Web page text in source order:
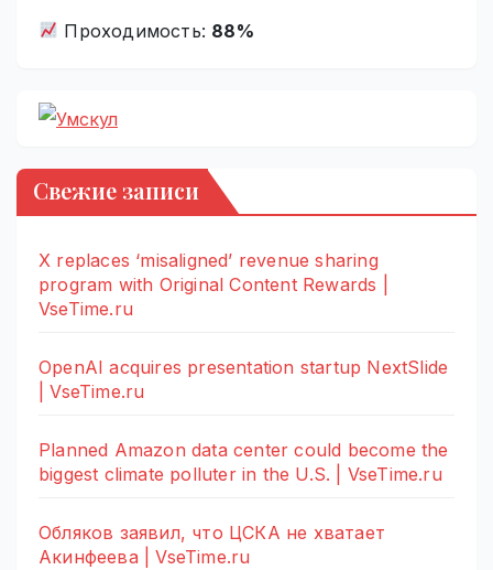
Проходимость: 88%
Свежие записи
X replaces ‘misaligned’ revenue sharing
program with Original Content Rewards |
VseTime.ru
OpenAI acquires presentation startup NextSlide
| VseTime.ru
Planned Amazon data center could become the
biggest climate polluter in the U.S. | VseTime.ru
Обляков заявил, что ЦСКА не хватает
Акинфеева | VseTime.ru